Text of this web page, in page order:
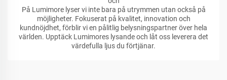
På Lumimore lyser vi inte bara på utrymmen utan också på
möjligheter. Fokuserat på kvalitet, innovation och
kundnöjdhet, förblir vi en pålitlig belysningspartner över hela
världen. Upptäck Lumimores lysande och låt oss leverera det
värdefulla ljus du förtjänar.